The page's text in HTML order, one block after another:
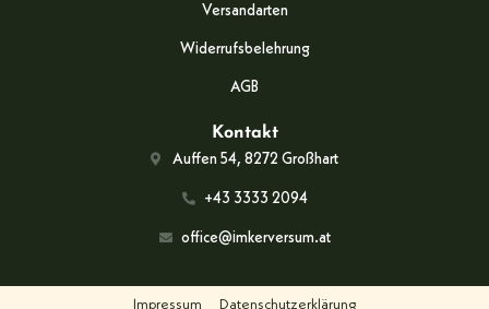
Versandarten
Widerrufsbelehrung
AGB
Kontakt
Auffen 54, 8272 Großhart
+43 3333 2094
office@imkerversum.at
Impressum Datenschutzerklärung